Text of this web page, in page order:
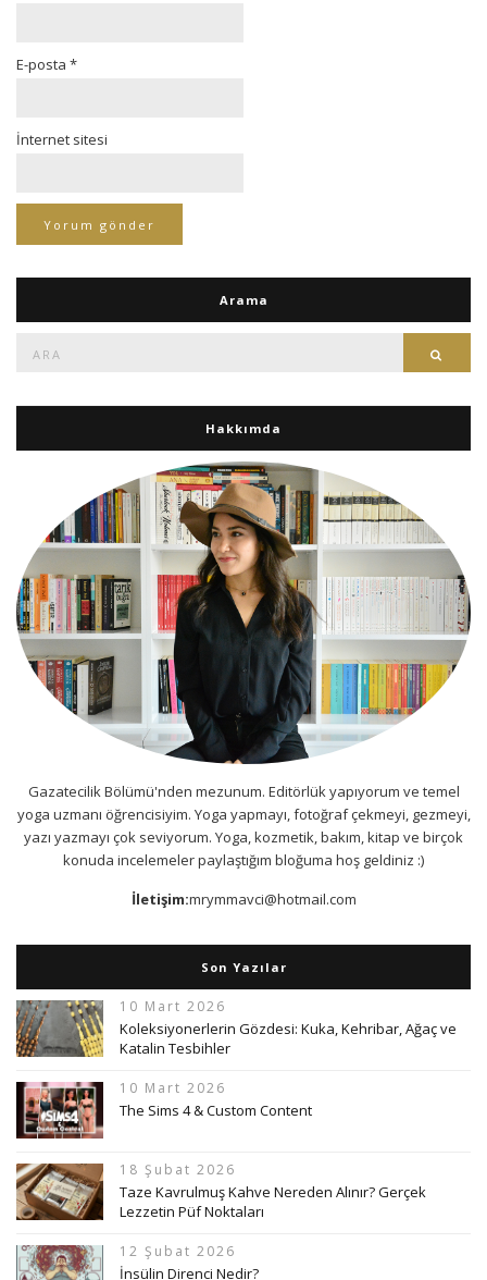
E-posta *
İnternet sitesi
Arama
Hakkımda
Gazatecilik Bölümü'nden mezunum. Editörlük yapıyorum ve temel
yoga uzmanı öğrencisiyim. Yoga yapmayı, fotoğraf çekmeyi, gezmeyi,
yazı yazmayı çok seviyorum. Yoga, kozmetik, bakım, kitap ve birçok
konuda incelemeler paylaştığım bloğuma hoş geldiniz :)
İletişim:mrymmavci@hotmail.com
Son Yazılar
10 Mart 2026
Koleksiyonerlerin Gözdesi: Kuka, Kehribar, Ağaç ve
Katalin Tesbihler
10 Mart 2026
The Sims 4 & Custom Content
18 Şubat 2026
Taze Kavrulmuş Kahve Nereden Alınır? Gerçek
Lezzetin Püf Noktaları
12 Şubat 2026
İnsülin Direnci Nedir?